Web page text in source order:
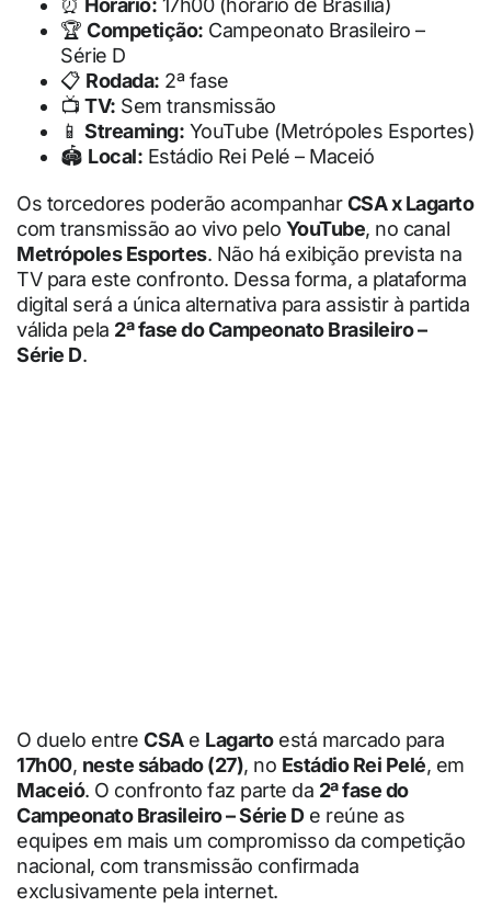
🏆 Competição: Campeonato Brasileiro –
Série D
📋 Rodada: 2ª fase
📺 TV: Sem transmissão
📱 Streaming: YouTube (Metrópoles Esportes)
🏟 Local: Estádio Rei Pelé – Maceió
Os torcedores poderão acompanharCSA x Lagarto
com transmissão ao vivo pelo YouTube, no canal
Metrópoles Esportes. Não há exibição prevista na
TV para este confronto. Dessa forma, a plataforma
digital será a única alternativa para assistir à partida
válida pela 2ª fase do Campeonato Brasileiro –
Série D.
O duelo entre CSAe Lagartoestá marcado para
17h00, neste sábado (27), no Estádio Rei Pelé, em
Maceió. O confronto faz parte da 2ª fase do
Campeonato Brasileiro – Série De reúne as
equipes em mais um compromisso da competição
nacional, com transmissão confirmada
exclusivamente pela internet.